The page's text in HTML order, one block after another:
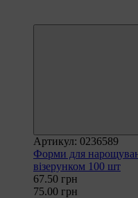
Артикул: 0236589
Форми для
візерунком 100 шт
67.50 грн
75.00 грн